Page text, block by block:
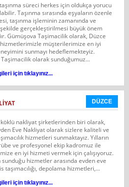
süreci herkes için oldukça yorucu
Taşınma sırasında eşyaların özenle
taşınma işleminin zamanında ve
gerçekleştirilmesi büyük önem
Gümüşova Taşimacilik olarak, Düzce
müşterilerimize en iyi
sunmayı hedeflemekteyiz.
olarak sunduğumuz...
için tıklayınız...
DÜZCE
köklü nakliyat şirketlerinden biri olarak,
Eve Nakliyat olarak sizlere kaliteli ve
hizmetleri sunmaktayız. Yılların
ve profesyonel ekip kadromuz ile
en iyi hizmeti vermek için çalışıyoruz.
sunduğu hizmetler arasında evden eve
taşımacılığı, depolama hizmetleri,...
için tıklayınız...